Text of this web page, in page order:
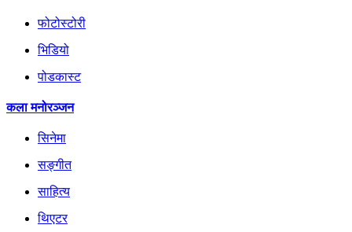
फोटोस्टोरी
भिडियो
पोडकास्ट
कला मनोरञ्जन
सिनेमा
सङ्गीत
साहित्य
थिएटर